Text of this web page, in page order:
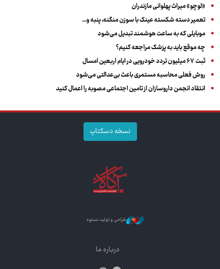
«لوچو» میراث پهلوانی مازندران
تعمیر دسته شکسته عینک با سوزن منگنه، پنبه و...
موبایلی که به ساعت هوشمند تبدیل می‌شود
چه موقع باید به پزشک مراجعه کنیم؟
ثبت ۶۷ میلیون تردد خودرویی در ایام اربعین امسال
روش فعلی محاسبه مستمری باعث بی‌عدالتی می‌شود
انتقاد انجمن داروسازان از تامین اجتماعی مصوبه را اعمال کنید
نسخه دسکتاپ
طراحی و تولید: نستوه
درباره ما